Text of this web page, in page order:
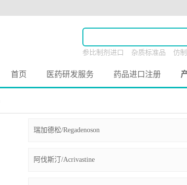
参比制剂进口 杂质标准品
仿
首页 医药研发服务 药品进口注册
瑞加德松/Regadenoson
阿伐斯汀/Acrivastine